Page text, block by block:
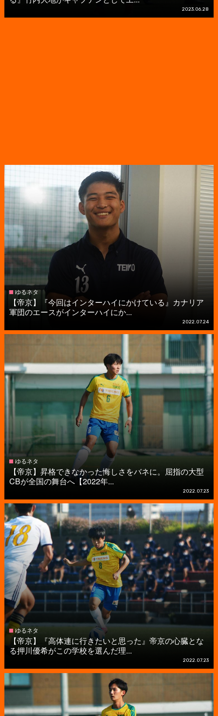
2023.06.28
ゆるネタ
【帝京】『今回はインターハイにかけている』カナリア
軍団のエースがインターハイにか...
2022.07.24
ゆるネタ
【帝京】昇格できなかった悔しさをバネに。屈指の大型
CBが全国の舞台へ【2022年...
2022.07.23
ゆるネタ
【帝京】『高体連に行きたいと思った』帝京の心臓とな
る押川優希がこの学校を選んだ理...
2022.07.23